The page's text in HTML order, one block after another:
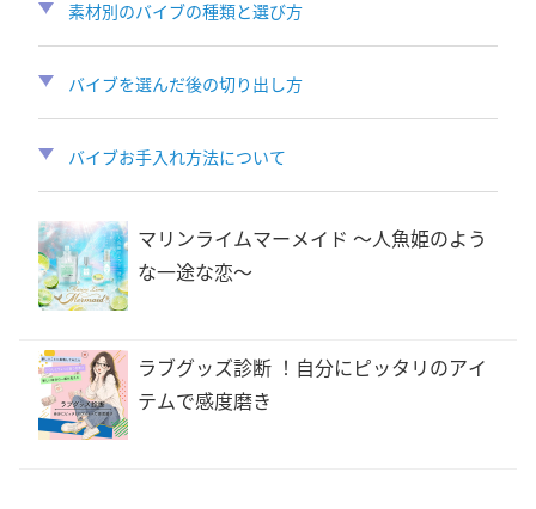
素材別のバイブの種類と選び方
バイブを選んだ後の切り出し方
バイブお手入れ方法について
マリンライムマーメイド 〜人魚姫のよう
な一途な恋〜
ラブグッズ診断 ！自分にピッタリのアイ
テムで感度磨き